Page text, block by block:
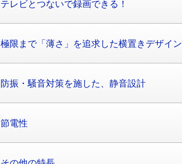
テレビとつないで録画できる！
極限まで「薄さ」を追求した横置きデザイン
防振・騒音対策を施した、静音設計
節電性